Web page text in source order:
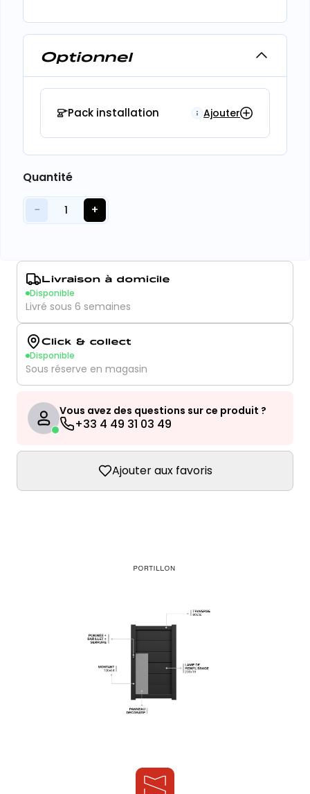
Optionnel
Pack installation Ajouter
Quantité
− 1 +
Livraison à domicile
Disponible
Livré sous 6 semaines
Click & collect
Disponible
Sous réserve en magasin
Vous avez des questions sur ce produit ?
+33 4 49 31 03 49
Ajouter aux favoris